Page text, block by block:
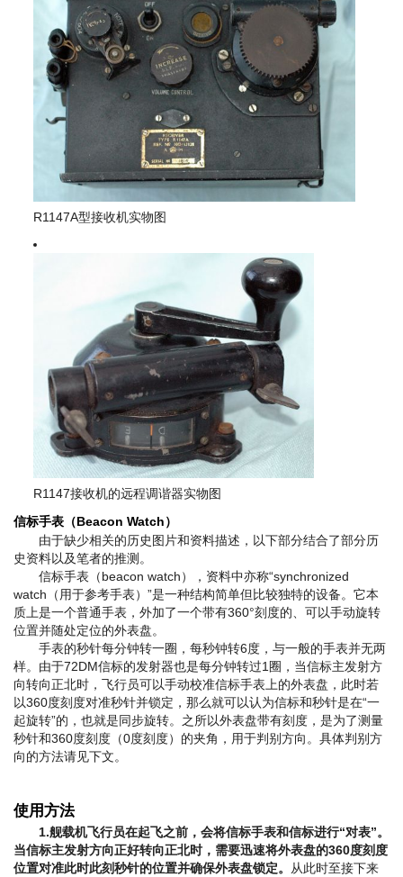
R1147A型接收机实物图
R1147接收机的远程调谐器实物图
信标手表（Beacon Watch）
由于缺少相关的历史图片和资料描述，以下部分结合了部分历
史资料以及笔者的推测。
信标手表（beacon watch），资料中亦称“synchronized
watch（用于参考手表）”是一种结构简单但比较独特的设备。它本
质上是一个普通手表，外加了一个带有360°刻度的、可以手动旋转
位置并随处定位的外表盘。
手表的秒针每分钟转一圈，每秒钟转6度，与一般的手表并无两
样。由于72DM信标的发射器也是每分钟转过1圈，当信标主发射方
向转向正北时，飞行员可以手动校准信标手表上的外表盘，此时若
以360度刻度对准秒针并锁定，那么就可以认为信标和秒针是在“一
起旋转”的，也就是同步旋转。之所以外表盘带有刻度，是为了测量
秒针和360度刻度（0度刻度）的夹角，用于判别方向。具体判别方
向的方法请见下文。
使用方法
1.舰载机飞行员在起飞之前，会将信标手表和信标进行“对表”。
当信标主发射方向正好转向正北时，需要迅速将外表盘的360度刻度
位置对准此时此刻秒针的位置并确保外表盘锁定。
从此时至接下来